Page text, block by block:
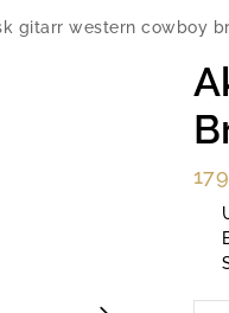
gitarr western cowboy